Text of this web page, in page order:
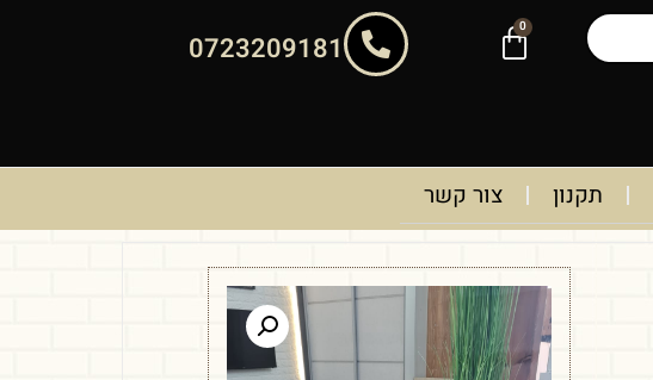
0
0723209181
תקנון צור קשר